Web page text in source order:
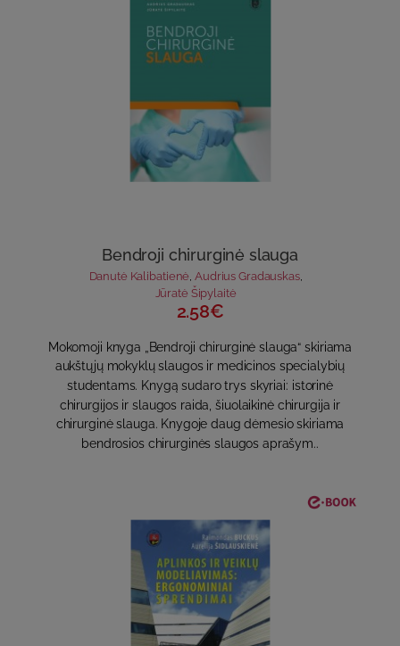
Bendroji chirurginė slauga
Danutė Kalibatienė Audrius Gradauskas,
Jūratė Šipylaitė
2.58€
Mokomoji knyga „Bendroji chirurginė slauga“ skiriama
aukštųjų mokyklų slaugos ir medicinos specialybių
studentams. Knygą sudaro trys skyriai: istorinė
chirurgijos ir slaugos raida, šiuolaikinė chirurgija ir
chirurginė slauga. Knygoje daug dėmesio skiriama
bendrosios chirurginės slaugos aprašym..